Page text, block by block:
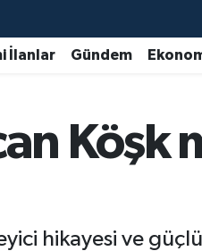
İlanlar Gündem
Köşk
hikayesi ve